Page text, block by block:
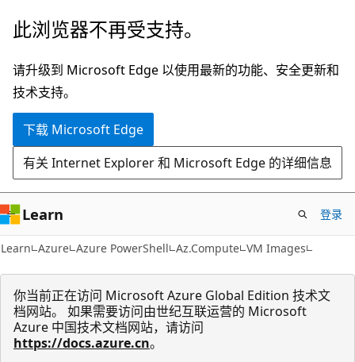
跳
主
要
内
跳
页
内
导
此浏览器不再受支持。
请升级到 Microsoft Edge 以使用最新的功能、安全更新和
技术支持。
下载 Microsoft Edge
有关 Internet Explorer 和 Microsoft Edge 的详细信息
Learn 登录
Learn Azure Azure PowerShell Az.Compute VM Images
你当前正在访问 Microsoft Azure Global Edition 技术文
档网站。 如果需要访问由世纪互联运营的 Microsoft
Azure 中国技术文档网站，请访问
https://docs.azure.cn。